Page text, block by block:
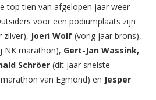
top tien van afgelopen jaar weer
voor een podiumplaats zijn
zilver), Joeri Wolf (vorig jaar brons),
NK marathon), Gert-Jan Wassink,
Schröer (dit jaar snelste
van Egmond) en Jesper